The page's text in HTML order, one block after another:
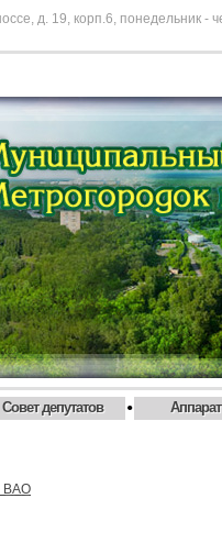
д. 19, корп.6, понедельник -
Совет депутатов •
ВАО